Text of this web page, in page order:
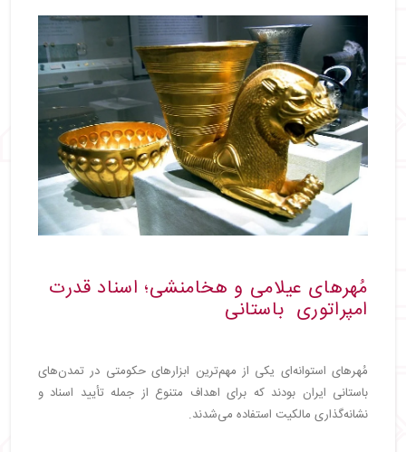
مُهرهای عیلامی و هخامنشی؛ اسناد قدرت
امپراتوری باستانی
مُهرهای استوانه‌ای یکی از مهم‌ترین ابزارهای حکومتی در تمدن‌های
باستانی ایران بودند که برای اهداف متنوع از جمله تأیید اسناد و
نشانه‌گذاری مالکیت استفاده می‌شدند.